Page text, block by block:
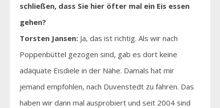
schließen, dass Sie hier öfter mal ein Eis essen
gehen?
Torsten Jansen: Ja, das ist richtig. Als wir nach
Poppenbüttel gezogen sind, gab es dort keine
adäquate Eisdiele in der Nähe. Damals hat mir
jemand empfohlen, nach Duvenstedt zu fahren. Das
haben wir dann mal ausprobiert und seit 2004 sind